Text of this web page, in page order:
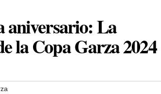
aniversario: La
la Copa Garza 2024